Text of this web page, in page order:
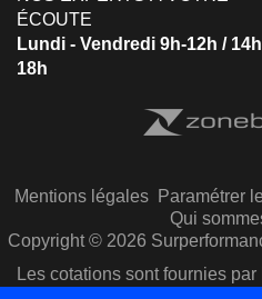
ÉCOUTE
Lundi - Vendredi 9h-12h /
18h
Mentions légales Paramétrer
Qui
Copyright © 2026
Les cotations sont fournies